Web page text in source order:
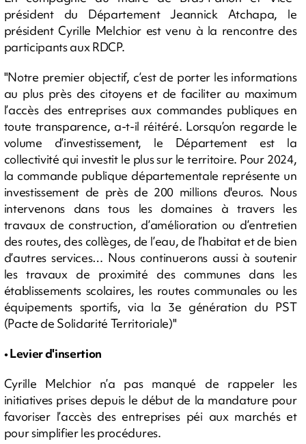
président du Département Jeannick Atchapa, le
président Cyrille Melchior est venu à la rencontre des
participants aux RDCP.
"Notre premier objectif, c’est de porter les informations
au plus près des citoyens et de faciliter au maximum
l’accès des entreprises aux commandes publiques en
toute transparence, a-t-il réitéré. Lorsqu’on regarde le
volume d’investissement, le Département est la
collectivité qui investit le plus sur le territoire. Pour 2024,
la commande publique départementale représente un
investissement de près de 200 millions d'euros. Nous
intervenons dans tous les domaines à travers les
travaux de construction, d’amélioration ou d’entretien
des routes, des collèges, de l’eau, de l’habitat et de bien
d’autres services… Nous continuerons aussi à soutenir
les travaux de proximité des communes dans les
établissements scolaires, les routes communales ou les
équipements sportifs, via la 3e génération du PST
(Pacte de Solidarité Territoriale)"
• Levier d'insertion
Cyrille Melchior n’a pas manqué de rappeler les
initiatives prises depuis le début de la mandature pour
favoriser l’accès des entreprises péi aux marchés et
pour simplifier les procédures.